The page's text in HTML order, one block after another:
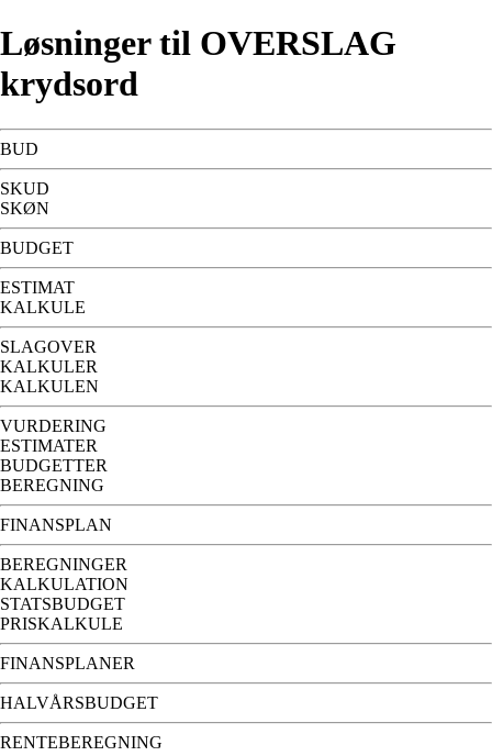
Løsninger til OVERSLAG
krydsord
BUD
SKUD
SKØN
BUDGET
ESTIMAT
KALKULE
SLAGOVER
KALKULER
KALKULEN
VURDERING
ESTIMATER
BUDGETTER
BEREGNING
FINANSPLAN
BEREGNINGER
KALKULATION
STATSBUDGET
PRISKALKULE
FINANSPLANER
HALVÅRSBUDGET
RENTEBEREGNING